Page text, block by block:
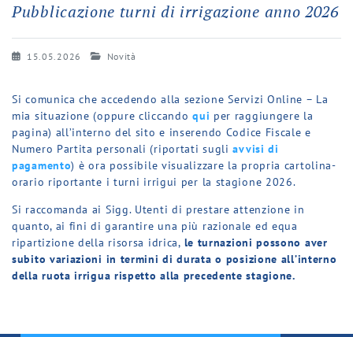
Pubblicazione turni di irrigazione anno 2026
15.05.2026 Novità
Si comunica che accedendo alla sezione Servizi Online – La
mia situazione (oppure cliccandoqui per raggiungere la
pagina) all’interno del sito e inserendo Codice Fiscale e
Numero Partita personali (riportati sugliavvisi di
pagamento) è ora possibile visualizzare la propria cartolina-
orario riportante i turni irrigui per la stagione 2026.
Si raccomanda ai Sigg. Utenti di prestare attenzione in
quanto, ai fini di garantire una più razionale ed equa
ripartizione della risorsa idrica, le turnazioni possono aver
subito variazioni in termini di durata o posizione all’interno
della ruota irrigua rispetto alla precedente stagione.